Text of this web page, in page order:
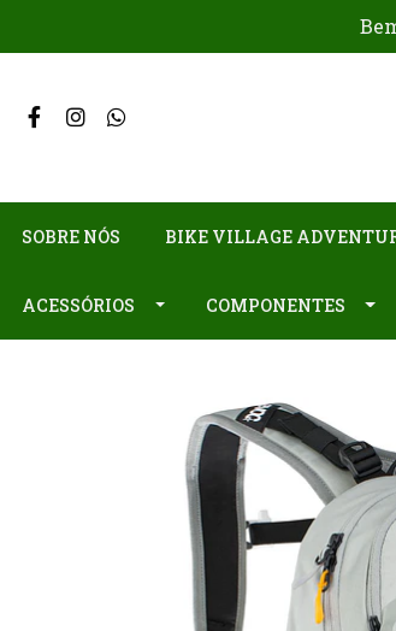
SOBRE NÓS BIKE VILLAGE
ACESSÓRIOS COMPONENTES